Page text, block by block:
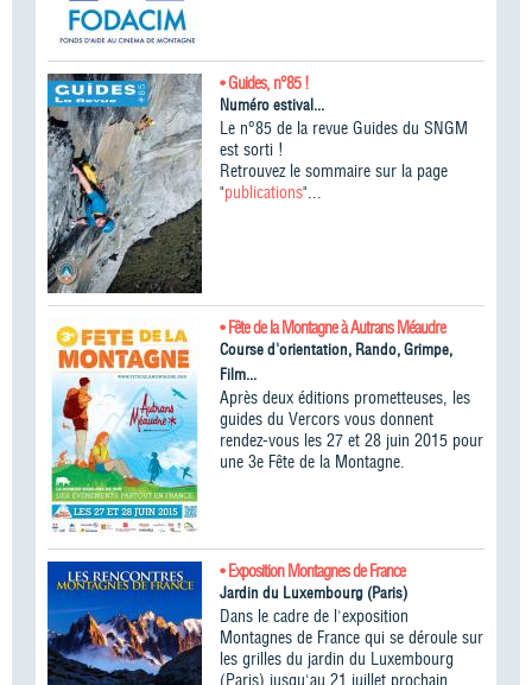
• Guides, n°85 !
Numéro estival...
Le n°85 de la revue Guides du SNGM
est sorti !
Retrouvez le sommaire sur la page
"publications"...
• Fête de la Montagne à Autrans Méaudre
Course d'orientation, Rando, Grimpe,
Film...
Après deux éditions prometteuses, les
guides du Vercors vous donnent
rendez-vous les 27 et 28 juin 2015 pour
une 3e Fête de la Montagne.
• Exposition Montagnes de France
Jardin du Luxembourg (Paris)
Dans le cadre de l'exposition
Montagnes de France qui se déroule sur
les grilles du jardin du Luxembourg
(Paris) jusqu'au 21 juillet prochain,